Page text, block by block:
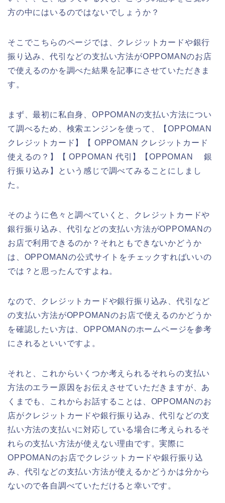
方の中にはいるのではないでしょうか？
そこでこちらのページでは、クレジットカードや銀行
振り込み、代引などの支払い方法がOPPOMANのお店
で使えるのかを調べた結果を記事にさせていただきま
す。
まず、最初に私自身、OPPOMANの支払い方法につい
て調べるため、検索エンジンを使って、【OPPOMAN
クレジットカード】【 OPPOMAN クレジットカード
使えるの？】【 OPPOMAN 代引】【OPPOMAN 銀
行振り込み】という感じで調べてみることにしまし
た。
そのように色々と調べていくと、クレジットカードや
銀行振り込み、代引などの支払い方法がOPPOMANの
お店で利用できるのか？それともできないかどうか
は、OPPOMANの公式サイトをチェックすればいいの
では？と思ったんですよね。
なので、クレジットカードや銀行振り込み、代引など
の支払い方法がOPPOMANのお店で使えるのかどうか
を確認したい方は、OPPOMANのホームページを参考
にされるといいですよ。
それと、これからいくつか考えられるそれらの支払い
方法のエラー原因をお伝えさせていただきますが、あ
くまでも、これからお話することは、OPPOMANのお
店がクレジットカードや銀行振り込み、代引などの支
払い方法の支払いに対応している場合に考えられるそ
れらの支払い方法が使えない理由です。実際に
OPPOMANのお店でクレジットカードや銀行振り込
み、代引などの支払い方法が使えるかどうかは分から
ないので各自調べていただけると幸いです。